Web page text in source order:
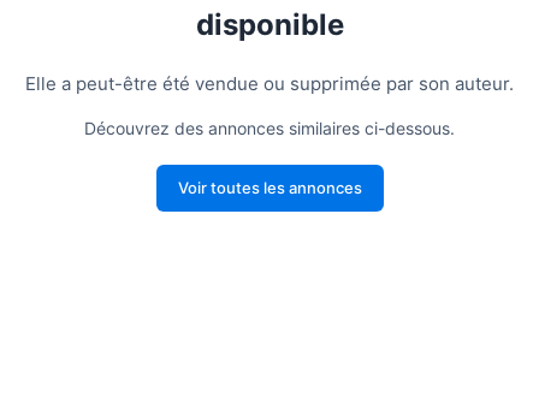
disponible
Elle a peut-être été vendue ou supprimée par son auteur.
Découvrez des annonces similaires ci-dessous.
Voir toutes les annonces